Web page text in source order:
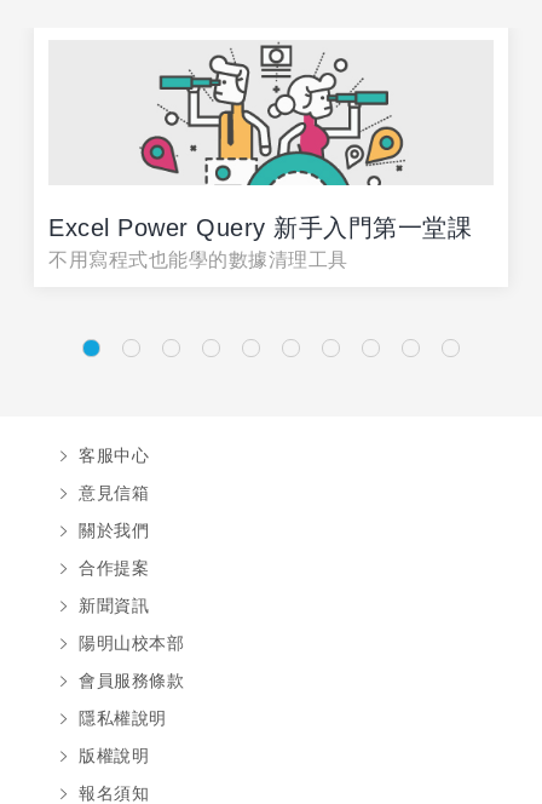
Excel Power Query 新手入門第一堂課
不用寫程式也能學的數據清理工具
客服中心
意見信箱
關於我們
合作提案
新聞資訊
陽明山校本部
會員服務條款
隱私權說明
版權說明
報名須知